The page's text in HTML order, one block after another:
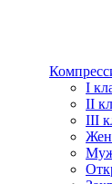
I
II
III